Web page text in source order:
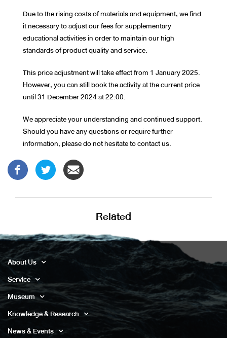
Due to the rising costs of materials and equipment, we find
it necessary to adjust our fees for supplementary
educational activities in order to maintain our high
standards of product quality and service.
This price adjustment will take effect from 1 January 2025.
However, you can still book the activity at the current price
until 31 December 2024 at 22:00.
We appreciate your understanding and continued support.
Should you have any questions or require further
information, please do not hesitate to contact us.
Related
About Us
Service
Museum
Knowledge & Research
News & Events